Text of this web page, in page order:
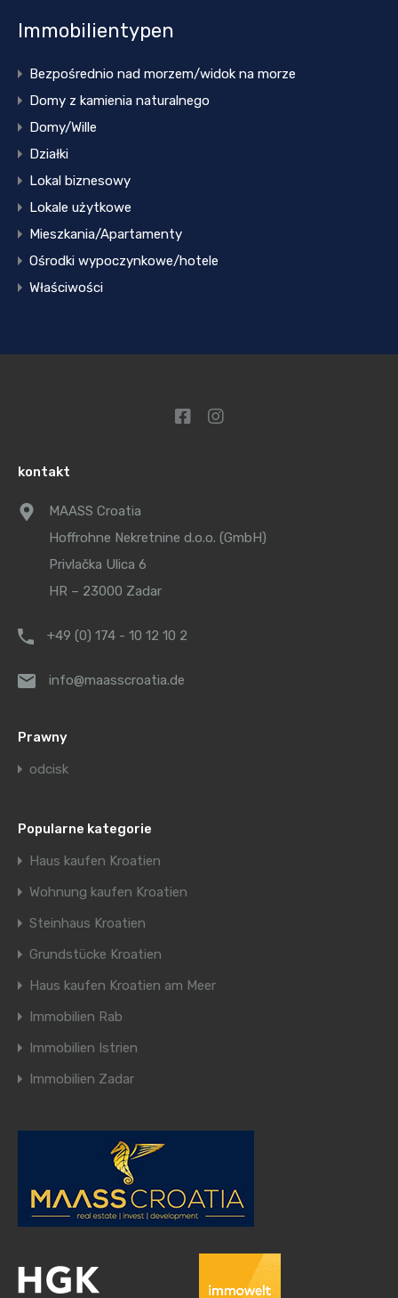
Immobilientypen
Bezpośrednio nad morzem/widok na morze
Domy z kamienia naturalnego
Domy/Wille
Działki
Lokal biznesowy
Lokale użytkowe
Mieszkania/Apartamenty
Ośrodki wypoczynkowe/hotele
Właściwości
kontakt
MAASS Croatia
Hoffrohne Nekretnine d.o.o. (GmbH)
Privlačka Ulica 6
HR – 23000 Zadar
+49 (0) 174 - 10 12 10 2
info@maasscroatia.de
Prawny
odcisk
Popularne kategorie
Haus kaufen Kroatien
Wohnung kaufen Kroatien
Steinhaus Kroatien
Grundstücke Kroatien
Haus kaufen Kroatien am Meer
Immobilien Rab
Immobilien Istrien
Immobilien Zadar